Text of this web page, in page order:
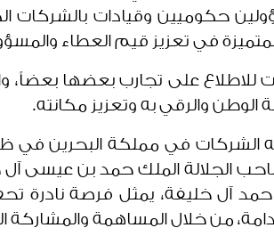
حكوميين وقيادات
في تعزيز قيم العطاء
على تجارب بعضها بعضاً،
والرقي به وتعزيز مكانته.
في مملكة البحرين في
الجلالة الملك حمد بن عيسى
آل خليفة، يمثل فرصة نادرة
من خلال المساهمة والمشاركة